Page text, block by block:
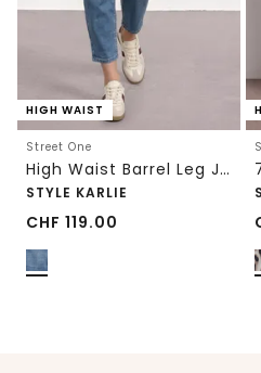
HIGH WAIST
Street One
High Waist Barrel Leg Jeans im Loose Fit
STYLE KARLIE
CHF 119.00